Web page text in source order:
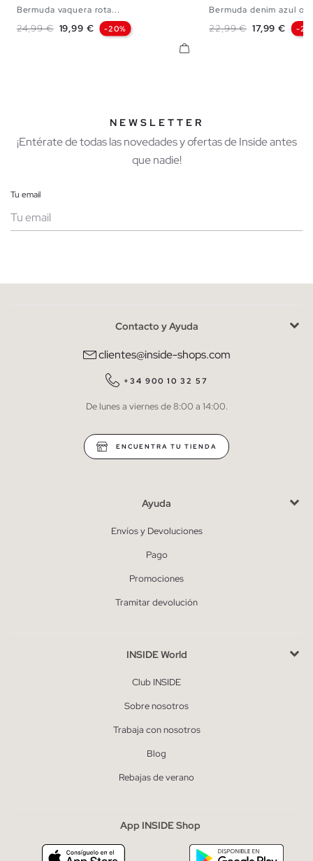
Bermuda vaquera rota...
Precio base
24,99 € Precio
19,99 € -20%
Bermuda denim azul
Precio base
22,99 € Precio
17,99 € -
NEWSLETTER
¡Entérate de todas las novedades y ofertas de Inside antes
que nadie!
Tu email
He leído y entiendo lapolítica de privacidad
QUIERO SUSCRIBIRME
* Puedes cancelar la suscripción en cualquier momento.
Contacto y Ayuda
clientes@inside-shops.com
+34 900 10 32 57
De lunes a viernes de 8:00 a 14:00.
ENCUENTRA TU TIENDA
Ayuda
Envíos y Devoluciones
Pago
Promociones
Tramitar devolución
INSIDE World
Club INSIDE
Sobre nosotros
Trabaja con nosotros
Blog
Rebajas de verano
App INSIDE Shop